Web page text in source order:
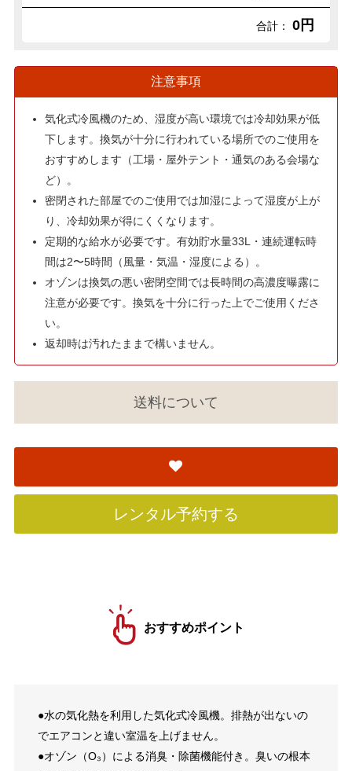
合計： 0円
注意事項
気化式冷風機のため、湿度が高い環境では冷却効果が低
下します。換気が十分に行われている場所でのご使用を
おすすめします（工場・屋外テント・通気のある会場な
ど）。
密閉された部屋でのご使用では加湿によって湿度が上が
り、冷却効果が得にくくなります。
定期的な給水が必要です。有効貯水量33L・連続運転時
間は2〜5時間（風量・気温・湿度による）。
オゾンは換気の悪い密閉空間では長時間の高濃度曝露に
注意が必要です。換気を十分に行った上でご使用くださ
い。
返却時は汚れたままで構いません。
送料について
レンタル予約する
おすすめポイント
●水の気化熱を利用した気化式冷風機。排熱が出ないの
でエアコンと違い室温を上げません。
●オゾン（O₃）による消臭・除菌機能付き。臭いの根本